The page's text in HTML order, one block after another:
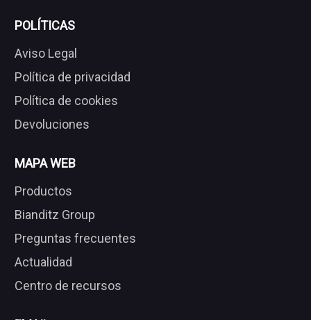
POLÍTICAS
Aviso Legal
Política de privacidad
Política de cookies
Devoluciones
MAPA WEB
Productos
Bianditz Group
Preguntas frecuentes
Actualidad
Centro de recursos